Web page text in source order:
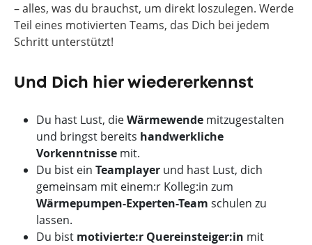
– alles, was du brauchst, um direkt loszulegen. Werde
Teil eines motivierten Teams, das Dich bei jedem
Schritt unterstützt!
Und Dich hier wiedererkennst
Du hast Lust, dieWärmewende mitzugestalten
und bringst bereits handwerkliche
Vorkenntnisse mit.
Du bist ein Teamplayer und hast Lust, dich
gemeinsam mit einem:r Kolleg:in zum
Wärmepumpen-Experten-Team schulen zu
lassen.
Du bist motivierte:r Quereinsteiger:in mit